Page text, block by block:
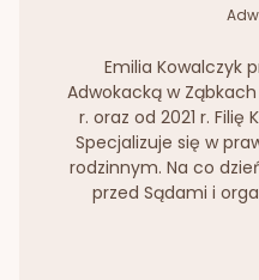
Emilia Kowalczyk
Adwokacką w
r. oraz od 2021 r. Filię
Specjalizuje się w
rodzinnym. Na co
przed Sądami i